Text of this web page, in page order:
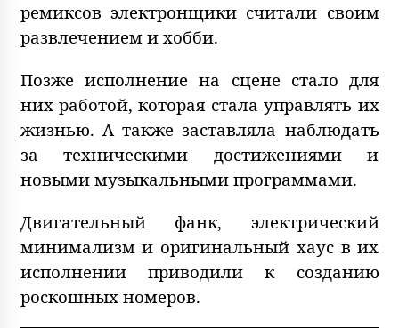
ремиксов электронщики считали своим
развлечением и хобби.
Позже исполнение на сцене стало для
них работой, которая стала управлять их
жизнью. А также заставляла наблюдать
за техническими достижениями и
новыми музыкальными программами.
Двигательный фанк, электрический
минимализм и оригинальный хаус в их
исполнении приводили к созданию
роскошных номеров.